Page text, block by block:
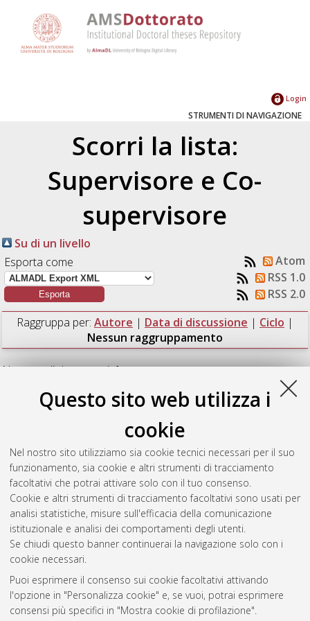
Questo sito web utilizza i
cookie
Nel nostro sito utilizziamo sia cookie tecnici necessari per il suo
funzionamento, sia cookie e altri strumenti di tracciamento
facoltativi che potrai attivare solo con il tuo consenso.
Cookie e altri strumenti di tracciamento facoltativi sono usati per
analisi statistiche, misure sull'efficacia della comunicazione
istituzionale e analisi dei comportamenti degli utenti.
Se chiudi questo banner continuerai la navigazione solo con i
cookie necessari.
Puoi esprimere il consenso sui cookie facoltativi attivando
l'opzione in "Personalizza cookie" e, se vuoi, potrai esprimere
consensi più specifici in "Mostra cookie di profilazione".
Login
STRUMENTI DI NAVIGAZIONE
Scorri la lista:
Supervisore e Co-
supervisore
Su di un livello
Esporta come
Atom
RSS 1.0
RSS 2.0
Raggruppa per: Autore | Data di discussione | Ciclo |
Nessun raggruppamento
Numero di documenti:1.
Quqa, Said (2022)Exploiting the environment for structural
health monitoring: Strategies, algorithms, and technologies
[Dissertation thesis], Alma Mater Studiorum Università di
Bologna. Dottorato di ricerca inIngegneria civile, chimica,
ambientale e dei materiali , 34 Ciclo. DOI
10.48676/unibo/amsdottorato/10227.
Questa lista e' stata generata il Wed Aug 5 20:44:38 2026
Atom
Rss 1.0
Rss 2.0